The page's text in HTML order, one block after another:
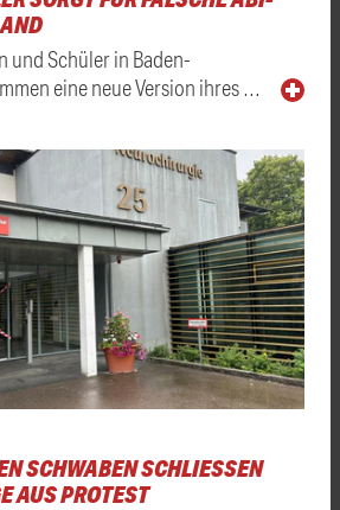
und Schüler in Baden-
eine neue Version ihres …
SCHWABEN SCHLIESSEN H
PROTEST